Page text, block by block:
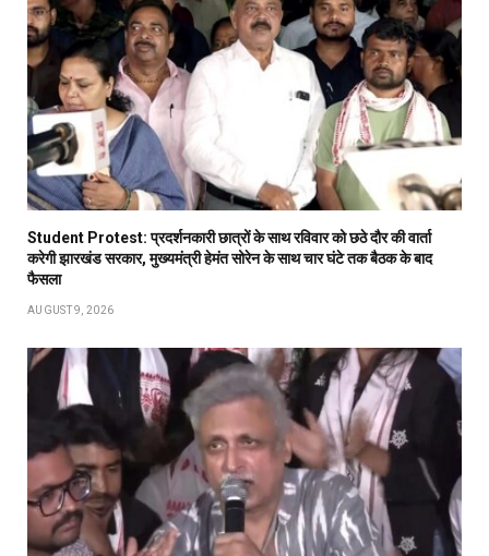
Student Protest: प्रदर्शनकारी छात्रों के साथ रविवार को छठे दौर की वार्ता
करेगी झारखंड सरकार, मुख्यमंत्री हेमंत सोरेन के साथ चार घंटे तक बैठक के बाद
फैसला
AUGUST 9, 2026